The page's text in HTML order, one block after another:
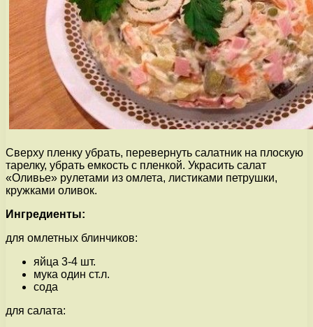
Сверху пленку убрать, перевернуть салатник на плоскую
тарелку, убрать емкость с пленкой. Украсить салат
«Оливье» рулетами из омлета, листиками петрушки,
кружками оливок.
Ингредиенты:
для омлетных блинчиков:
яйца 3-4 шт.
мука один ст.л.
сода
для салата: